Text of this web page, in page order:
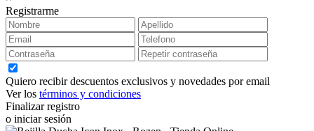
Registrarme
Quiero recibir descuentos exclusivos y novedades por email
Ver los términos y condiciones
Finalizar registro
o iniciar sesión